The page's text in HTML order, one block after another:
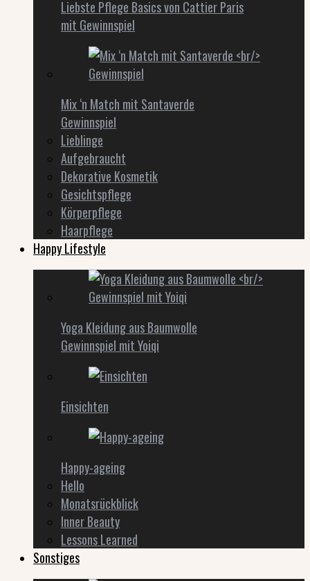
Liebste Pflege Basics von Cattier Paris
mit Gewinnspiel
Mix ‘n Match mit Santaverde
Gewinnspiel
Lieblinge
Aufgebraucht
Dekorative Kosmetik
Gesichtspflege
Körperpflege
Haarpflege
Happy Lifestyle
Yoga Kleidung aus Baumwolle
Gewinnspiel mit Yoiqi
Einsichten
Happy-ageing
Hello
Monatsrückblick
Inner Beauty
Lessons Learned
Sonstiges